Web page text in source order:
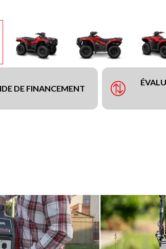
DE FINANCEMENT